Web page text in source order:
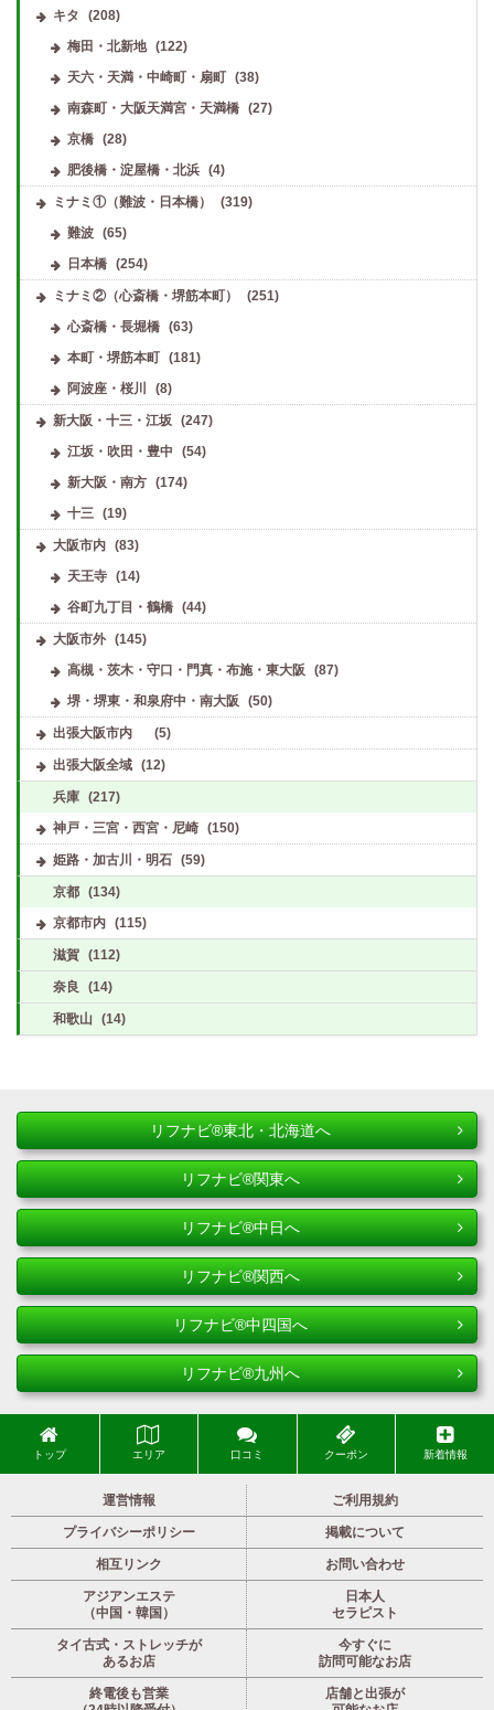
キタ
(208)
梅田・北新地
(122)
天六・天満・中崎町・扇町
(38)
南森町・大阪天満宮・天満橋
(27)
京橋
(28)
肥後橋・淀屋橋・北浜
(4)
ミナミ①（難波・日本橋）
(319)
難波
(65)
日本橋
(254)
ミナミ②（心斎橋・堺筋本町）
(251)
心斎橋・長堀橋
(63)
本町・堺筋本町
(181)
阿波座・桜川
(8)
新大阪・十三・江坂
(247)
江坂・吹田・豊中
(54)
新大阪・南方
(174)
十三
(19)
大阪市内 (83)
天王寺
(14)
谷町九丁目・鶴橋
(44)
大阪市外 (145)
高槻・茨木・守口・門真・布施・東大阪
(87)
堺・堺東・和泉府中・南大阪
(50)
出張大阪市内 (5)
出張大阪全域 (12)
兵庫 (217)
神戸・三宮・西宮・尼崎 (150)
姫路・加古川・明石 (59)
京都 (134)
京都市内 (115)
滋賀 (112)
奈良 (14)
和歌山 (14)
リフナビ®東北・北海道へ
リフナビ®関東へ
リフナビ®中日へ
リフナビ®関西へ
リフナビ®中四国へ
リフナビ®九州へ
トップ エリア 口コミ クーポン 新着情報
運営情報 ご利用規約
プライバシーポリシー 掲載について
相互リンク お問い合わせ
アジアンエステ
（中国・韓国）
日本人
セラピスト
タイ古式・ストレッチが
あるお店
今すぐに
訪問可能なお店
終電後も営業
店舗と出張が